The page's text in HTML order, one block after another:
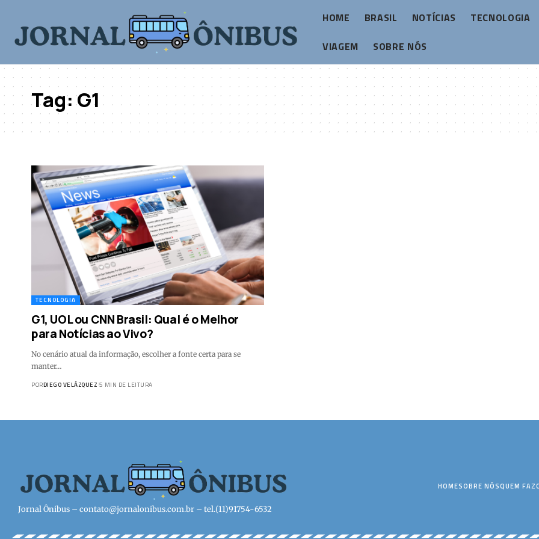
HOME BRASIL NOTÍCIAS
TECNOLOGIA
VIAGEM
SOBRE NÓS
Tag:G1
TECNOLOGIA
G1, UOL ou CNN Brasil: Qual é o Melhor
para Notícias ao Vivo?
No cenário atual da informação, escolher a fonte certa para se
manter…
PORDIEGO VELÁZQUEZ 5 MIN DE LEITURA
Jornal Ônibus – contato@jornalonibus.com.br – tel.(11)91754-6532
HOMESOBRE NÓSQUEM FAZ